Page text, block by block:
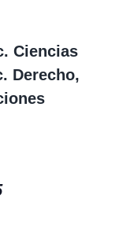
Ciencias
Derecho,